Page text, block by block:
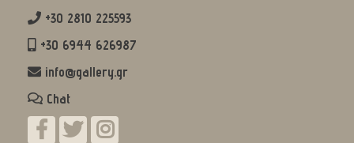
+30 2810 225593
+30 6944 626987
info@gallery.gr
Chat